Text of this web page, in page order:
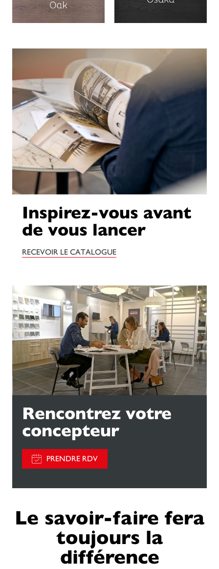
Inspirez-vous avant
de vous lancer
RECEVOIR LE CATALOGUE
Rencontrez votre
concepteur
PRENDRE RDV
Le savoir-faire fera
toujours la
différence